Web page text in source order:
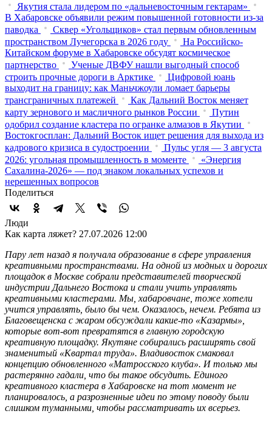
Якутия стала лидером по «дальневосточным гектарам»
В Хабаровске объявили режим повышенной готовности из‑за
паводка
Сквер «Угольщиков» стал первым обновленным
пространством Лучегорска в 2026 году
На Российско-
Китайском форуме в Хабаровске обсудят космическое
партнерство
Ученые ДВФУ нашли выгодный способ
строить прочные дороги в Арктике
Цифровой юань
выходит на границу: как Маньчжоули ломает барьеры
трансграничных платежей
Как Дальний Восток меняет
карту зернового и масличного рынков России
Путин
одобрил создание кластера по огранке алмазов в Якутии
Востокгосплан: Дальний Восток ищет решения для выхода из
кадрового кризиса в судостроении
Пульс угля — 3 августа
2026: угольная промышленность в моменте
«Энергия
Сахалина-2026» — под знаком локальных успехов и
нерешенных вопросов
Поделиться
Люди
Как карта ляжет? 27.07.2026 12:00
Пару лет назад я получала образование в сфере управления
креативными пространствами. На одной из модных и дорогих
площадок в Москве собрали представителей творческой
индустрии Дальнего Востока и стали учить управлять
креативными кластерами. Мы, хабаровчане, тоже хотели
учится управлять, было бы чем. Оказалось, нечем. Ребята из
Благовещенска с жаром обсуждали какие-то «Казармы»,
которые вот-вот превратятся в главную городскую
креативную площадку. Якутяне собирались расширять свой
знаменитый «Квартал труда». Владивосток смаковал
концепцию обновленного «Матросского клуба». И только мы
растерянно гадали, что бы такое обсудить. Единого
креативного кластера в Хабаровске на тот момент не
планировалось, а разрозненные идеи по этому поводу были
слишком туманными, чтобы рассматривать их всерьез.